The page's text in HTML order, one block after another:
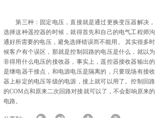
第三种：固定电压，直接就是通过更换变压器解决，
选择这种遥控器的时候，就得首先和自己的电气工程师沟
通好所需要的电压，避免选择错误而不能用。 其实很多时
候客户有个误区，那就是控制回路的电压是什么，就以为
非得用什么电压的接收器，事实上，遥控器接收器输出的
是继电器干接点，和电源电压是隔离的，只要现场有接收
器上标定的电压等级的电源，接上就可以用了。控制回路
的COM点和原来二次回路对接就可以了，不会影响原来的
电路。